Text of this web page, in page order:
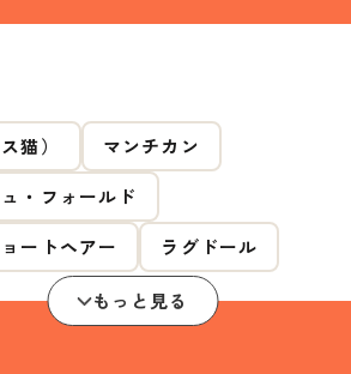
猫）
マンチカン
・フォールド
ートヘアー
ラグドール
もっと見る